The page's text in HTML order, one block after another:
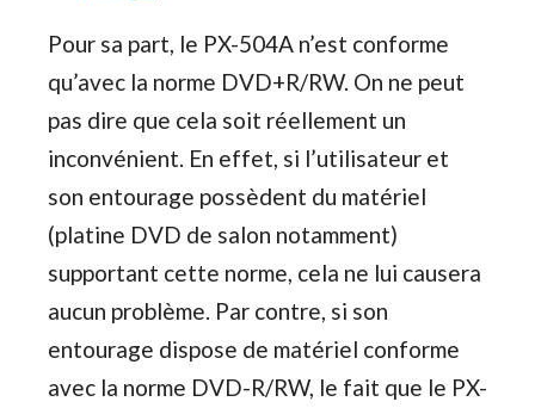
Pour sa part, le PX-504A n’est conforme
qu’avec la norme DVD+R/RW. On ne peut
pas dire que cela soit réellement un
inconvénient. En effet, si l’utilisateur et
son entourage possèdent du matériel
(platine DVD de salon notamment)
supportant cette norme, cela ne lui causera
aucun problème. Par contre, si son
entourage dispose de matériel conforme
avec la norme DVD-R/RW, le fait que le PX-